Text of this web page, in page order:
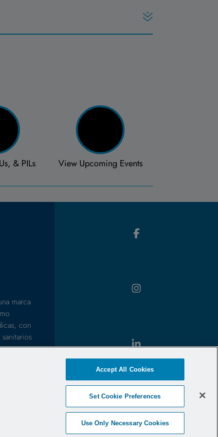
& PILs View Upcoming Events
marca
con
Set Cookie Preferences
Use Only Necessary Cookies
Accept All Cookies